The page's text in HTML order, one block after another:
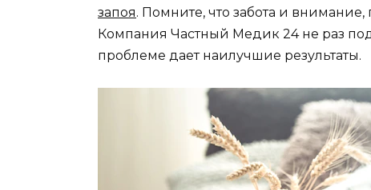
запоя. Помните, что забота и
Компания Частный Медик 24 не раз
проблеме дает наилучшие результаты.